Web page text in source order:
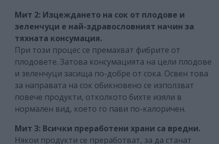
Мит 2: Изцеждането на сок от плодове и
зеленчуци е най-здравословният начин за
тяхната консумация.
При този процес се премахват фибрите от
плодовете. Затова консумацията на цели плодове
и зеленчуци засища по-добре от сока. Освен това
за направата на сок обикновено се използват
повече продукти, отколкото бихте изяли в
нормален вид, което го пави по-калоричен.
Мит 3: Всички преработени храни са вредни.
Някои продукти се преработват, за да станат